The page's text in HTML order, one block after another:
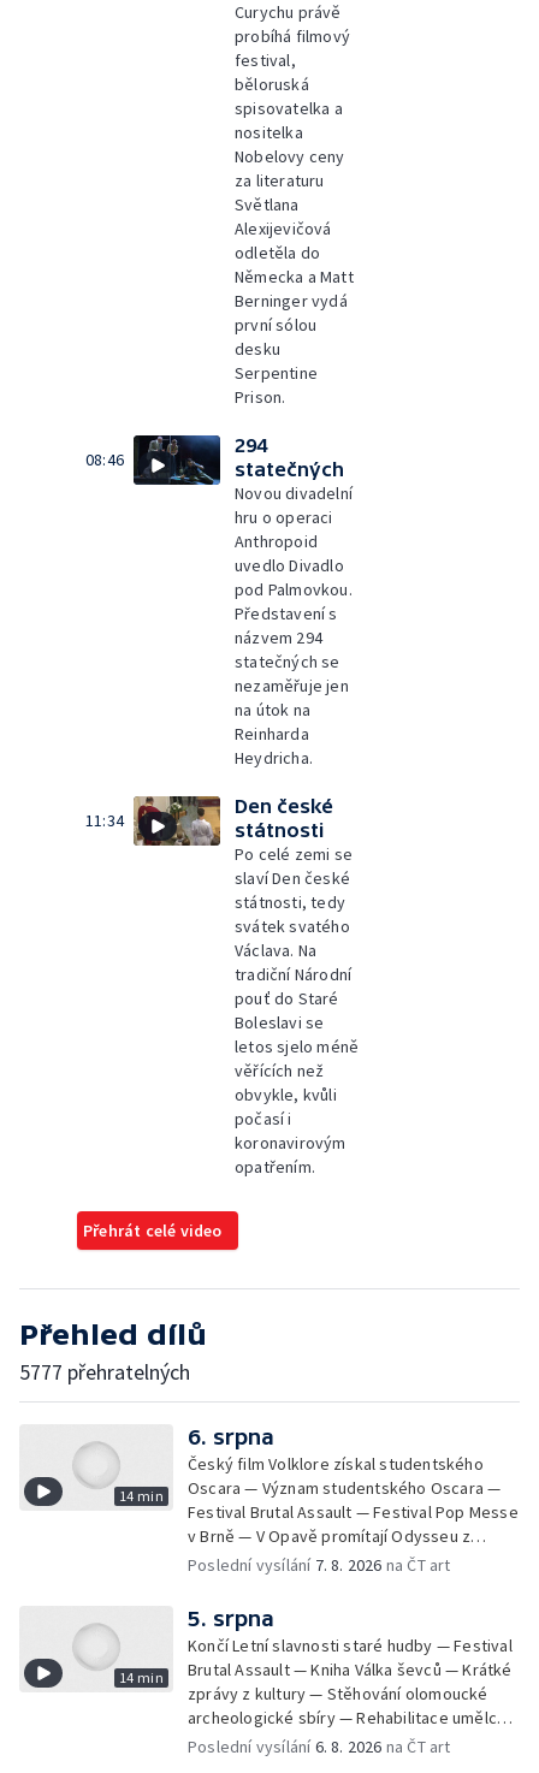
Curychu právě
probíhá filmový
festival,
běloruská
spisovatelka a
nositelka
Nobelovy ceny
za literaturu
Světlana
Alexijevičová
odletěla do
Německa a Matt
Berninger vydá
první sólou
desku
Serpentine
Prison.
08:46
294
statečných
Novou divadelní
hru o operaci
Anthropoid
uvedlo Divadlo
pod Palmovkou.
Představení s
názvem 294
statečných se
nezaměřuje jen
na útok na
Reinharda
Heydricha.
11:34
Den české
státnosti
Po celé zemi se
slaví Den české
státnosti, tedy
svátek svatého
Václava. Na
tradiční Národní
pouť do Staré
Boleslavi se
letos sjelo méně
věřících než
obvykle, kvůli
počasí i
koronavirovým
opatřením.
Přehrát celé video
Přehled dílů
5777 přehratelných
14 min
6. srpna
Český film Volklore získal studentského
Oscara — Význam studentského Oscara —
Festival Brutal Assault — Festival Pop Messe
v Brně — V Opavě promítají Odysseu z
filmového pásu
Poslední vysílání 7. 8. 2026 na ČT art
14 min
5. srpna
Končí Letní slavnosti staré hudby — Festival
Brutal Assault — Kniha Válka ševců — Krátké
zprávy z kultury — Stěhování olomoucké
archeologické sbíry — Rehabilitace umělce
Milana Knížáka — Trailer na film Osamělý vlk
Poslední vysílání6. 8. 2026 na ČT art